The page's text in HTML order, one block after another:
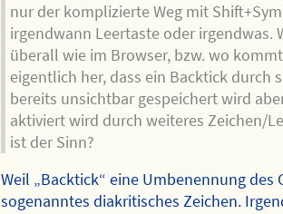
nur der komplizierte Weg mit
irgendwann Leertaste oder irgendwas.
überall wie im Browser, bzw. wo
eigentlich her, dass ein Backtick durch
bereits unsichtbar gespeichert wird
aktiviert wird durch weiteres Zeichen/
ist der Sinn?
Weil „Backtick“ eine Umbenennung des
sogenanntes diakritisches Zeichen.